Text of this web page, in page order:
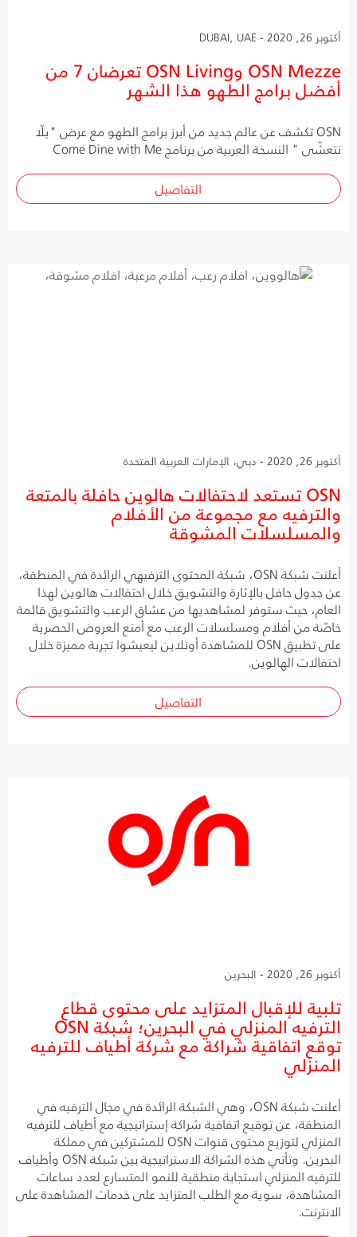
أكتوبر 26, 2020 - DUBAI, UAE
OSN Mezze وOSN Living تعرضان 7 من
أفضل برامج الطهو هذا الشهر
OSN تكشف عن عالم جديد من أبرز برامج الطهو مع عرض "يلّا
نتعشّى " النسخة العربية من برنامج Come Dine with Me
التفاصيل
أكتوبر 26, 2020 - دبي، الإمارات العربية المتحدة
OSN تستعد لاحتفالات هالوين حافلة بالمتعة
والترفيه مع مجموعة من الأفلام
والمسلسلات المشوقة
أعلنت شبكة OSN، شبكة المحتوى الترفيهي الرائدة في المنطقة،
عن جدول حافل بالإثارة والتشويق خلال احتفالات هالوين لهذا
العام، حيث ستوفر لمشاهديها من عشاق الرعب والتشويق قائمة
خاصّة من أفلام ومسلسلات الرعب مع أمتع العروض الحصرية
على تطبيق OSN للمشاهدة أونلاين ليعيشوا تجربة مميزة خلال
احتفالات الهالوين.
التفاصيل
أكتوبر 26, 2020 - البحرين
تلبية للإقبال المتزايد على محتوى قطاع
الترفيه المنزلي في البحرين؛ شبكة OSN
توقع اتفاقية شراكة مع شركة أطياف للترفيه
المنزلي
أعلنت شبكة OSN، وهي الشبكة الرائدة في مجال الترفيه في
المنطقة، عن توقيع اتفاقية شراكة إستراتيجية مع أطياف للترفيه
المنزلي لتوزيع محتوى قنوات OSN للمشتركين في مملكة
البحرين. وتأتي هذه الشراكة الاستراتيجية بين شبكة OSN وأطياف
للترفيه المنزلي استجابة منطقية للنمو المتسارع لعدد ساعات
المشاهدة، سوية مع الطلب المتزايد على خدمات المشاهدة على
الانترنت.